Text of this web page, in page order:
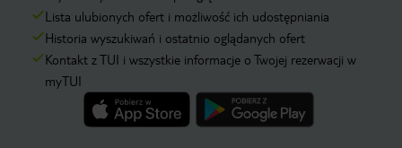
Lista ulubionych ofert i możliwość ich udostępniania
Historia wyszukiwań i ostatnio oglądanych ofert
Kontakt z TUI i wszystkie informacje o Twojej rezerwacji w
myTUI